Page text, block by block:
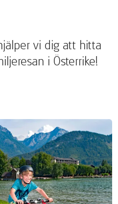
vi dig att hitta
i Österrike!